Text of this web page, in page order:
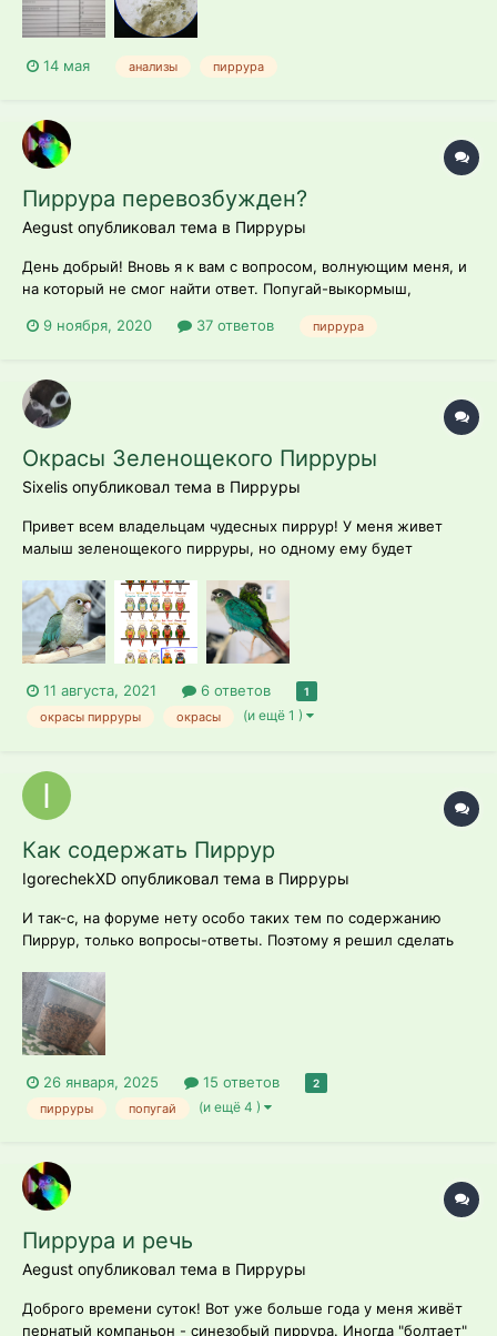
кислоты
14 мая анализы пиррура
Пиррура перевозбужден?
Aegust опубликовал тема в Пирруры
День добрый! Вновь я к вам с вопросом, волнующим меня, и
на который не смог найти ответ. Попугай-выкормыш,
самом разгаре первая линька. Когда выпускаю его погулять,
клетки...
9 ноября, 2020 37 ответов пиррура
Окрасы Зеленощекого Пирруры
Sixelis опубликовал тема в Пирруры
Привет всем владельцам чудесных пиррур! У меня живет
малыш зеленощекого пирруры, но одному ему будет
завести ему друга. Однако с другим окрасом. В
русскоязычных источниках и у заводчиков нигде не видела
других окрасов зеленощекого пирруры,...
11 августа, 2021 6 ответов 1
окрасы пирруры окрасы (и ещё 1 )
Как содержать Пиррур
IgorechekXD опубликовал тема в Пирруры
И так-с, на форуме нету особо таких тем по содержанию
Пиррур, только вопросы-ответы. Поэтому я решил сделать
гораздо нравятся большие клетки, в том числе и Пиррурам.
Минимальный размер клетки для Пиррур должен быть
60*60*120. При со...
26 января, 2025 15 ответов 2
пирруры попугай (и ещё 4 )
Пиррура и речь
Aegust опубликовал тема в Пирруры
Доброго времени суток! Вот уже больше года у меня живёт
пернатый компаньон - синезобый пиррура. Иногда "болтает"